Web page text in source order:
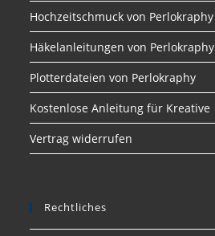
Hochzeitschmuck von Perlokraphy
Häkelanleitungen von Perlokraphy
Plotterdateien von Perlokraphy
Kostenlose Anleitung für Kreative
Vertrag widerrufen
Rechtliches